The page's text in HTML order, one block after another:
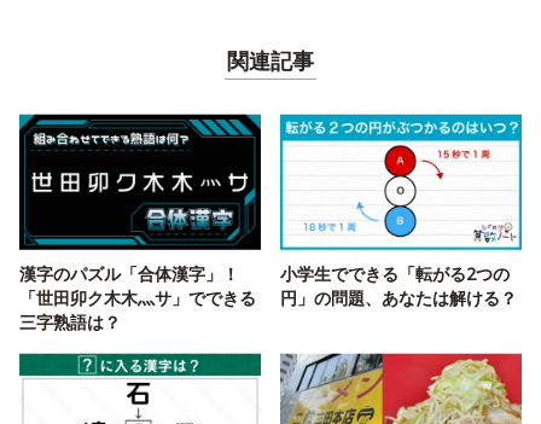
関連記事
漢字のパズル「合体漢字」！
「世田卯ク木木灬サ」でできる
三字熟語は？
小学生でできる「転がる2つの
円」の問題、あなたは解ける？